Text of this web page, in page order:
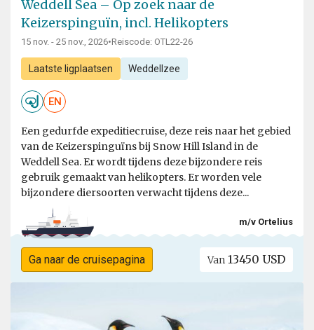
Weddell Sea – Op zoek naar de
Keizerspinguïn, incl. Helikopters
15 nov. - 25 nov., 2026•Reiscode: OTL22-26
Laatste ligplaatsen Weddellzee
EN
Een gedurfde expeditiecruise, deze reis naar het gebied
van de Keizerspinguïns bij Snow Hill Island in de
Weddell Sea. Er wordt tijdens deze bijzondere reis
gebruik gemaakt van helikopters. Er worden vele
bijzondere diersoorten verwacht tijdens deze...
m/v Ortelius
Ga naar de cruisepagina Van 13450 USD